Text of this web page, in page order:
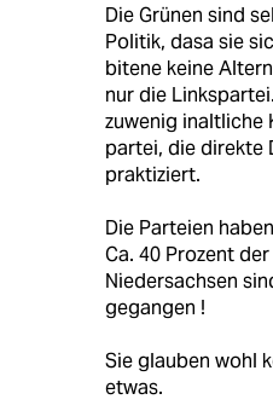
Die Grünen sind
Politik, dasa sie
bitene keine
nur die
zuwenig inaltliche
partei, die direkte
praktiziert.
Die Parteien
Ca. 40 Prozent
Niedersachsen
gegangen !
Sie glauben wohl
etwas.